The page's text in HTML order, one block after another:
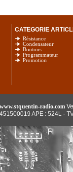
CATEGORIE
Résistance
Condensateur
Boutons
Programmateur
Promotion
www.stquentin-radio.com
APE : 524L -